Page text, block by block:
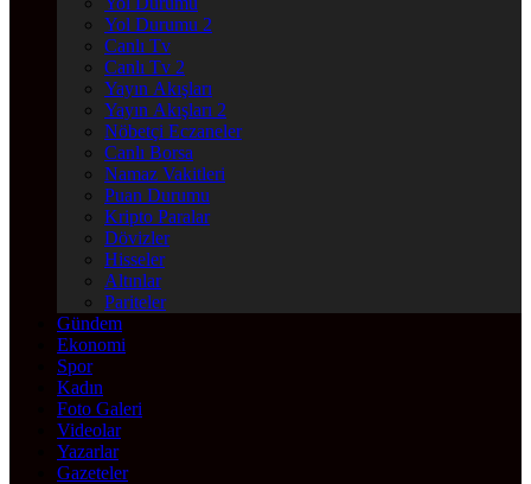
Yol Durumu 2
Canlı Tv
Canlı Tv 2
Yayın Akışları
Yayın Akışları 2
Nöbetçi Eczaneler
Canlı Borsa
Namaz Vakitleri
Puan Durumu
Kripto Paralar
Dövizler
Hisseler
Altınlar
Pariteler
Gündem
Ekonomi
Spor
Kadın
Foto Galeri
Videolar
Yazarlar
Gazeteler